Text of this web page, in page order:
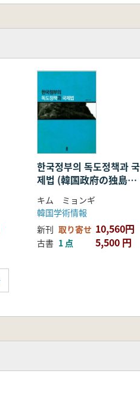
한국정부의 독도정책과 국
제법 (韓国政府の独島政
キム ミョンギ
韓国学術情報
新刊 取り寄せ 10,560円
古書 1 点 5,500 円